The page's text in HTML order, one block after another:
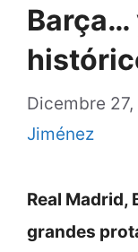
Barça…
Dicembre
Jiménez
Real Madrid,
grandes